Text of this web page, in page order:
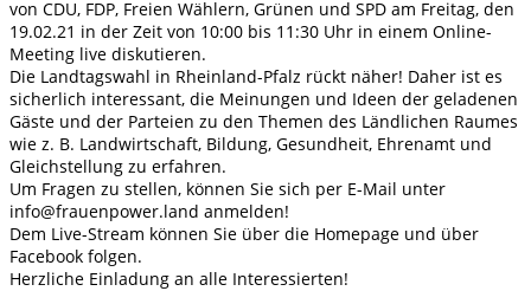
von CDU, FDP, Freien Wählern, Grünen und SPD am Freitag, den
19.02.21 in der Zeit von 10:00 bis 11:30 Uhr in einem Online-
Meeting live diskutieren.
Die Landtagswahl in Rheinland-Pfalz rückt näher! Daher ist es
sicherlich interessant, die Meinungen und Ideen der geladenen
Gäste und der Parteien zu den Themen des Ländlichen Raumes
wie z. B. Landwirtschaft, Bildung, Gesundheit, Ehrenamt und
Gleichstellung zu erfahren.
Um Fragen zu stellen, können Sie sich per E-Mail unter
info@frauenpower.land anmelden!
Dem Live-Stream können Sie über die Homepage und über
Facebook folgen.
Herzliche Einladung an alle Interessierten!